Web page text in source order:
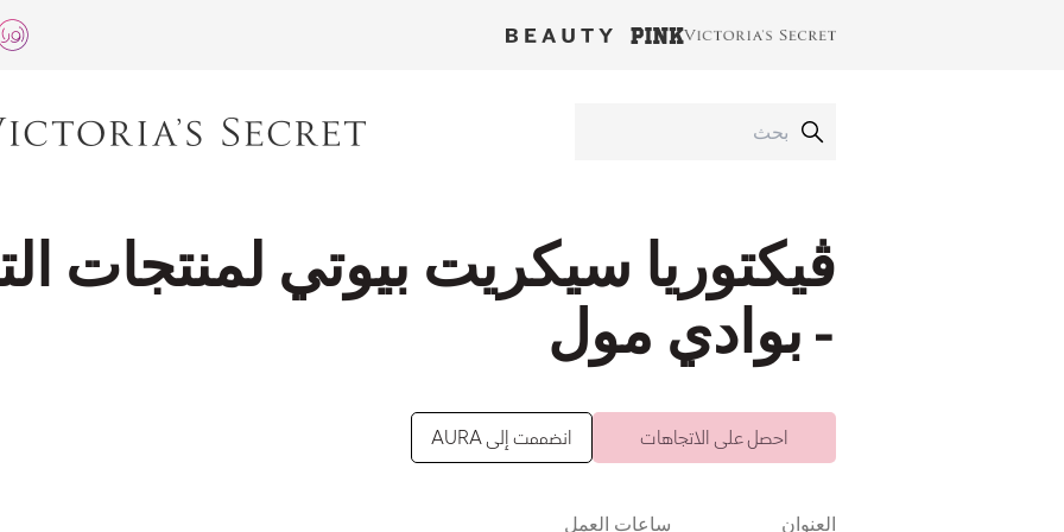
- بوادي مول
احصل على الاتجاهات انضممت إلى AURA
العنوان ساعات العمل